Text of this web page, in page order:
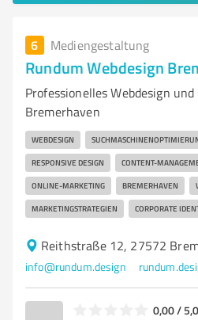
6 Mediengestaltung
Rundum Webdesign
Professionelles Webdesign
Bremerhaven
WEBDESIGN
RESPONSIVE DESIGN CONTENT-
ONLINE-MARKETING BREMERHAVEN
MARKETINGSTRATEGIEN CORPORATE
Reithstraße 12, 27572
info@rundum.design
0,00 /